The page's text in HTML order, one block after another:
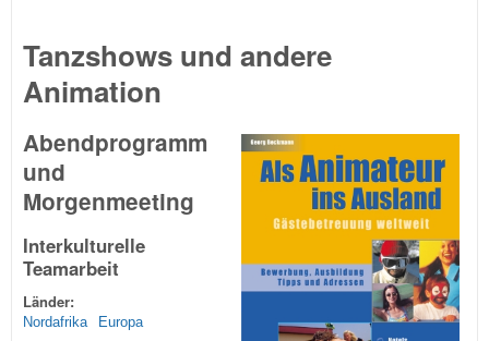
Tanzshows und andere
Animation
Abendprogramm
und
Morgenmeeting
Interkulturelle
Teamarbeit
Länder:
Nordafrika Europa